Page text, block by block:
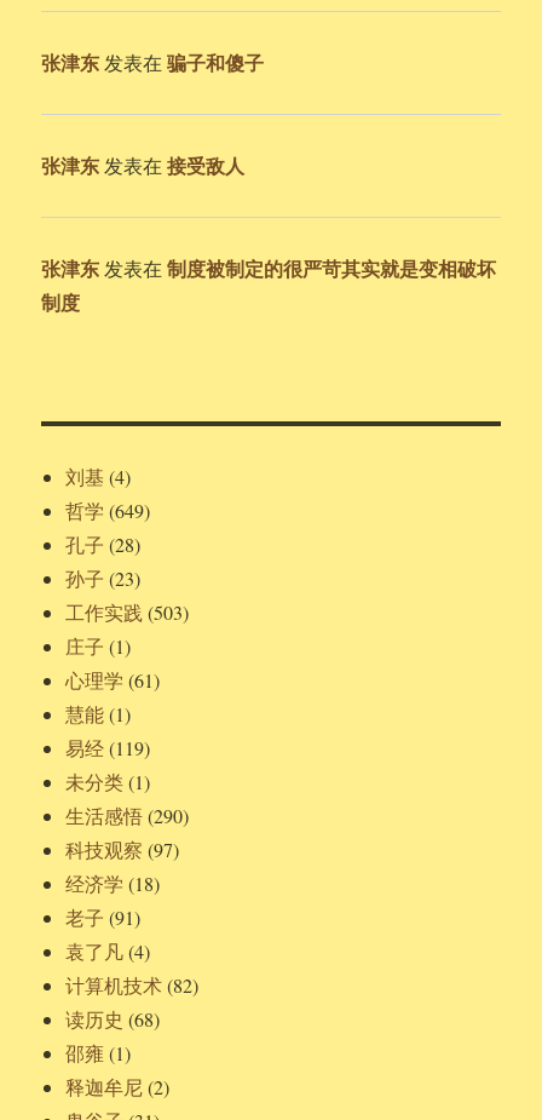
张津东 发表在骗子和傻子
张津东 发表在接受敌人
张津东 发表在制度被制定的很严苛其实就是变相破坏
制度
刘基 (4)
哲学 (649)
孔子 (28)
孙子 (23)
工作实践 (503)
庄子 (1)
心理学 (61)
慧能(1)
易经(119)
未分类(1)
生活感悟(290)
科技观察 (97)
经济学 (18)
老子 (91)
袁了凡(4)
计算机技术(82)
读历史 (68)
邵雍 (1)
释迦牟尼(2)